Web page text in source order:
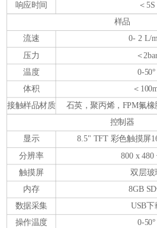
响应时间
＜5S
样品
流速
0- 2 L/
压力
＜
温度
0-50°
体积
＜
接触样品材质
石英，聚丙烯，FPM氟
控制器
显示
8.5" TFT 彩色触摸屏
分辨率
800 x 480
触摸屏
双层玻
内存
8GB
数据采集
USB下
操作温度
0-50°